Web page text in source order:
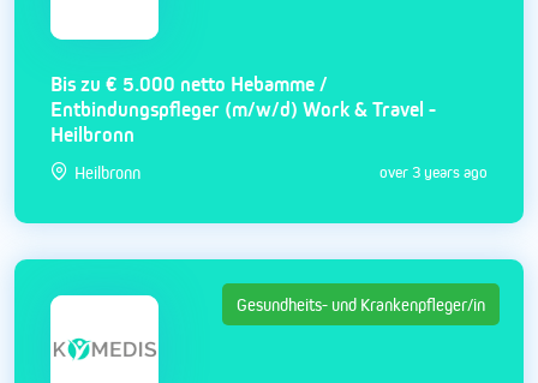
Bis zu € 5.000 netto Hebamme /
Entbindungspfleger (m/w/d) Work & Travel -
Heilbronn
Heilbronn over 3 years ago
Gesundheits- und Krankenpfleger/in